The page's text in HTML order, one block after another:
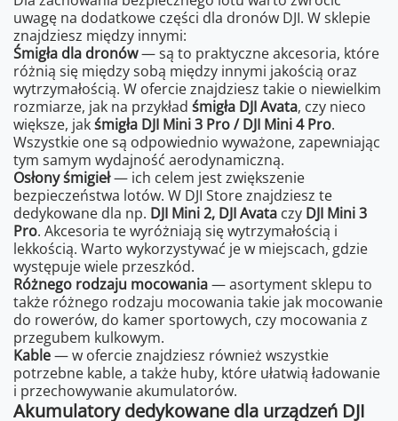
uwagę na dodatkowe części dla dronów DJI. W sklepie
znajdziesz między innymi:
Śmigła dla dronów— są to praktyczne akcesoria, które
różnią się między sobą między innymi jakością oraz
wytrzymałością. W ofercie znajdziesz takie o niewielkim
rozmiarze, jak na przykład śmigła DJI Avata, czy nieco
większe, jakśmigła DJI Mini 3 Pro / DJI Mini 4 Pro.
Wszystkie one są odpowiednio wyważone, zapewniając
tym samym wydajność aerodynamiczną.
Osłony śmigieł— ich celem jest zwiększenie
bezpieczeństwa lotów. W DJI Store znajdziesz te
dedykowane dla np. DJI Mini 2, DJI Avata czy DJI Mini 3
Pro. Akcesoria te wyróżniają się wytrzymałością i
lekkością. Warto wykorzystywać je w miejscach, gdzie
występuje wiele przeszkód.
Różnego rodzaju mocowania— asortyment sklepu to
także różnego rodzaju mocowania takie jak mocowanie
do rowerów, do kamer sportowych, czy mocowania z
przegubem kulkowym.
Kable— w ofercie znajdziesz również wszystkie
potrzebne kable, a także huby, które ułatwią ładowanie
i przechowywanie akumulatorów.
Akumulatory dedykowane dla urządzeń DJI